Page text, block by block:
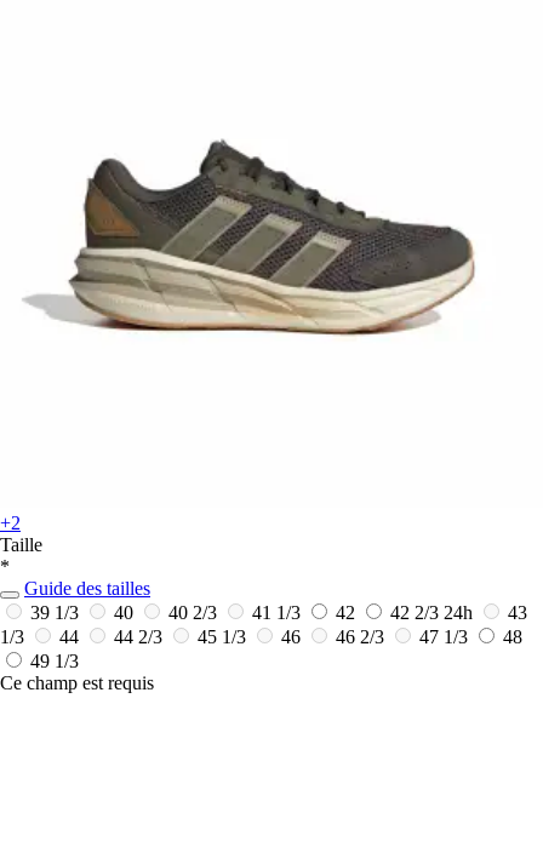
+2
Taille
*
Guide des tailles
39 1/3
40 40 2/3 41 1/3 42 42 2/3 24h
43
1/3
44 44 2/3 45 1/3 46 46 2/3 47 1/3
48
49 1/3
Ce champ est requis